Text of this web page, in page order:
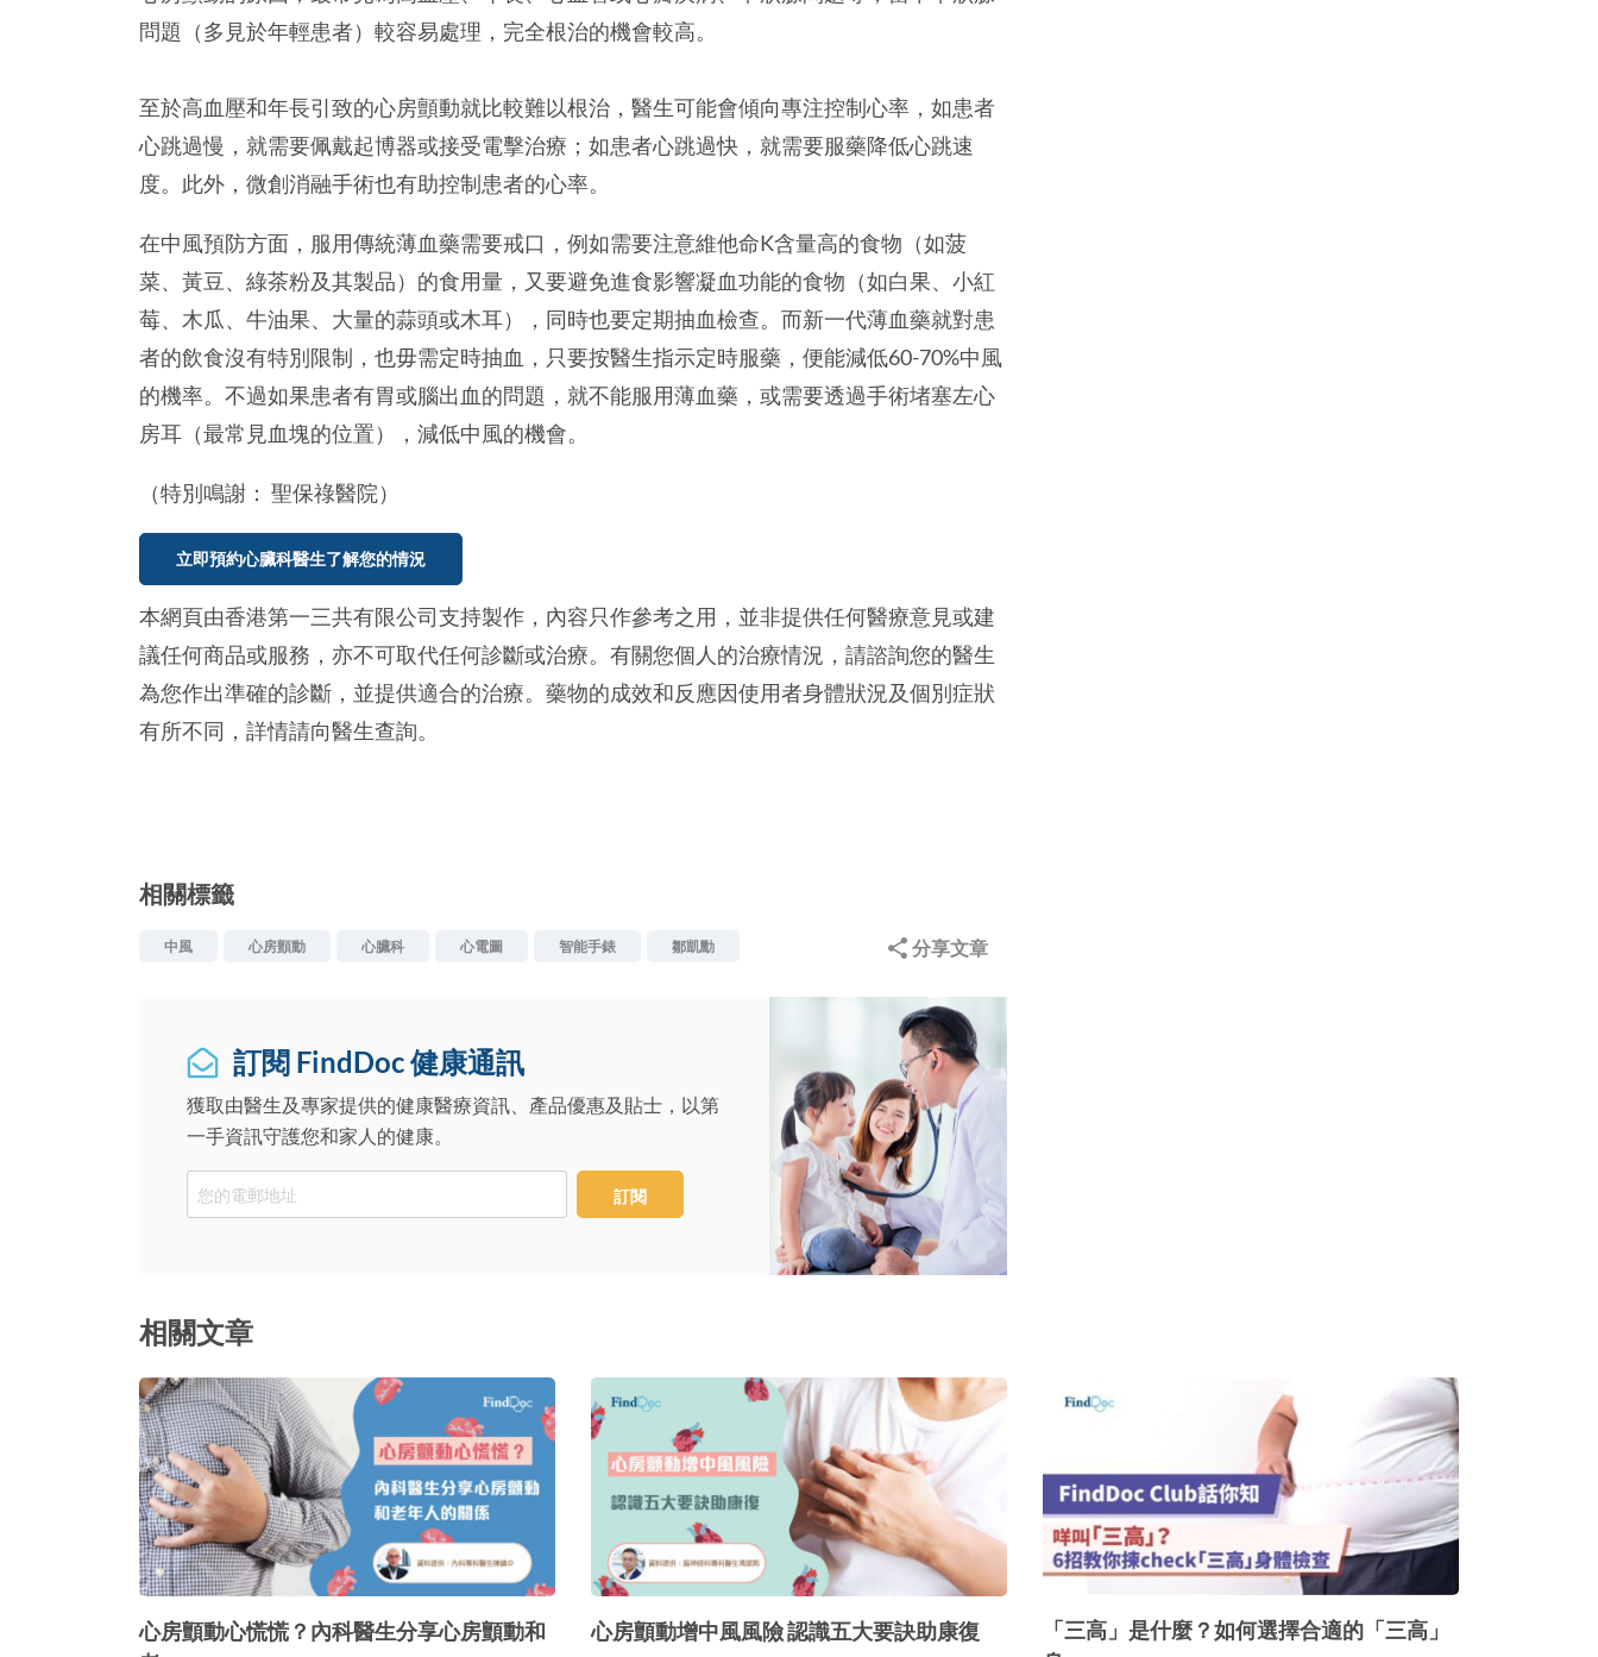
問題（多見於年輕患者）較容易處理，完全根治的機會較高。
至於高血壓和年長引致的心房顫動就比較難以根治，醫生可能會傾向專注控制心率，如患者
心跳過慢，就需要佩戴起博器或接受電擊治療；如患者心跳過快，就需要服藥降低心跳速
度。此外，微創消融手術也有助控制患者的心率。
在中風預防方面，服用傳統薄血藥需要戒口，例如需要注意維他命K含量高的食物（如菠
菜、黃豆、綠茶粉及其製品）的食用量，又要避免進食影響凝血功能的食物（如白果、小紅
莓、木瓜、牛油果、大量的蒜頭或木耳），同時也要定期抽血檢查。而新一代薄血藥就對患
者的飲食沒有特別限制，也毋需定時抽血，只要按醫生指示定時服藥，便能減低60-70%中風
的機率。不過如果患者有胃或腦出血的問題，就不能服用薄血藥，或需要透過手術堵塞左心
房耳（最常見血塊的位置），減低中風的機會。
（特別鳴謝： 聖保祿醫院）
立即預約心臟科醫生了解您的情況
本網頁由香港第一三共有限公司支持製作，內容只作參考之用，並非提供任何醫療意見或建
議任何商品或服務，亦不可取代任何診斷或治療。有關您個人的治療情況，請諮詢您的醫生
為您作出準確的診斷，並提供適合的治療。藥物的成效和反應因使用者身體狀況及個別症狀
有所不同，詳情請向醫生查詢。
相關標籤
中風 心房顫動 心臟科 心電圖 智能手錶 鄒凱勳 分享文章
訂閱 FindDoc 健康通訊
獲取由醫生及專家提供的健康醫療資訊、產品優惠及貼士，以第
一手資訊守護您和家人的健康。
Email
訂閱
相關文章
心房顫動心慌慌？內科醫生分享心房顫動和
心房顫動增中風風險 認識五大要訣助康復
「三高」是什麼？如何選擇合適的「三高」